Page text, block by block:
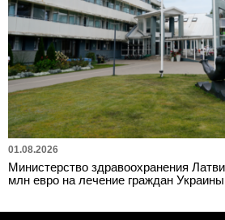
01.08.2026
Министерство здравоохранения
млн евро на лечение граждан Украины